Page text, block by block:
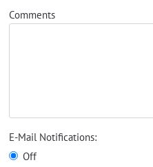
Comments
E-Mail Notifications:
Off